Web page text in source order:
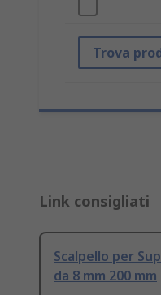
Trova
Link consigliati
Scalpello per
da 8 mm 200 mm